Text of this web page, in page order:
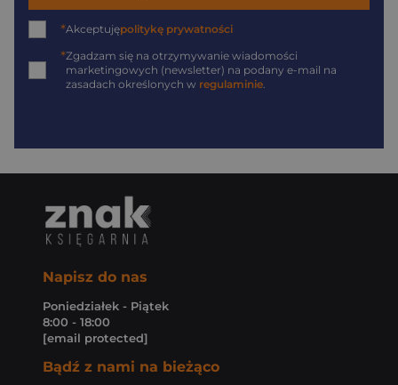
*Akceptujępolitykę prywatności
*Zgadzam się na otrzymywanie wiadomości
marketingowych (newsletter) na podany e-mail na
zasadach określonych w regulaminie.
Napisz do nas
Poniedziałek - Piątek
8:00 - 18:00
[email protected]
Bądź z nami na bieżąco